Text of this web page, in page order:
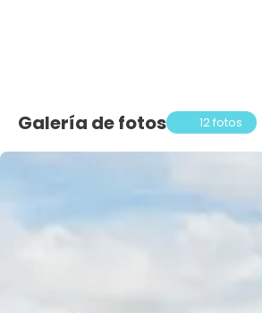
Galería de fotos 12 fotos